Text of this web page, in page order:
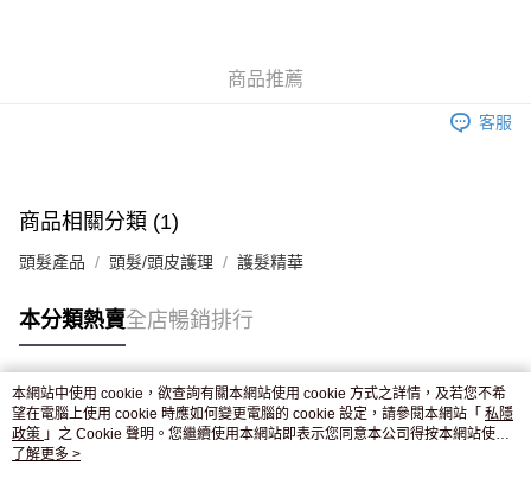
JD京東物流，訂單確認發貨後2-4個工作天送達
商品推薦
客服
商品相關分類 (1)
頭髮產品 頭髮/頭皮護理 護髮精華
本分類熱賣全店暢銷排行
熱門標籤
熱銷排行
本網站中使用 cookie，欲查詢有關本網站使用 cookie 方式之詳情，及若您不希
望在電腦上使用 cookie 時應如何變更電腦的 cookie 設定，請參閱本網站「 私隱
政策 」之 Cookie 聲明。您繼續使用本網站即表示您同意本公司得按本網站使用
條款之 Cookie 聲明使用 cookie。
了解更多 >